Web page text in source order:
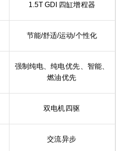
1.5T GDI 四缸增程器
节能/舒适/运动/个性⁠化
强制纯电、纯电优先、智能、
燃油优先
双电机 四⁠驱
交流异步